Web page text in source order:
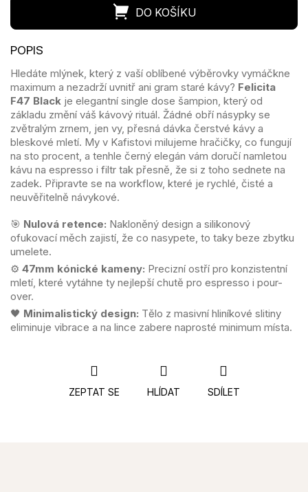
Hledáte mlýnek, který z vaší oblíbené výběrovky vymáčkne
maximum a nezadrží uvnitř ani gram staré kávy? Felicita
F47 Black je elegantní single dose šampion, který od
základu změní váš kávový rituál. Žádné obří násypky se
zvětralým zrnem, jen vy, přesná dávka čerstvé kávy a
bleskové mletí. My v Kafistovi milujeme hračičky, co fungují
na sto procent, a tenhle černý elegán vám doručí namletou
kávu na espresso i filtr tak přesně, že si z toho sednete na
zadek. Připravte se na workflow, které je rychlé, čisté a
neuvěřitelně návykové.
🎯 Nulová retence: Nakloněný design a silikonový
ofukovací měch zajistí, že co nasypete, to taky beze zbytku
umelete.
⚙️ 47mm kónické kameny: Precizní ostří pro konzistentní
mletí, které vytáhne ty nejlepší chutě pro espresso i pour-
over.
🖤 Minimalistický design: Tělo z masivní hliníkové slitiny
eliminuje vibrace a na lince zabere naprosté minimum místa.
ZEPTAT SE HLÍDAT SDÍLET